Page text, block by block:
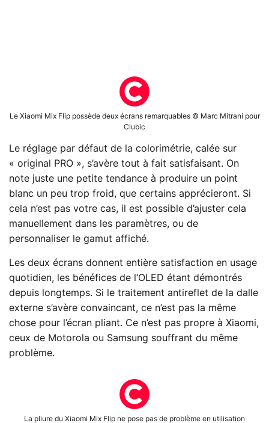
Le Xiaomi Mix Flip possède deux écrans remarquables © Marc Mitrani pour
Clubic
Le réglage par défaut de la colorimétrie, calée sur
« original PRO », s’avère tout à fait satisfaisant. On
note juste une petite tendance à produire un point
blanc un peu trop froid, que certains apprécieront. Si
cela n’est pas votre cas, il est possible d’ajuster cela
manuellement dans les paramètres, ou de
personnaliser le gamut affiché.
Les deux écrans donnent entière satisfaction en usage
quotidien, les bénéfices de l’OLED étant démontrés
depuis longtemps. Si le traitement antireflet de la dalle
externe s’avère convaincant, ce n’est pas la même
chose pour l’écran pliant. Ce n’est pas propre à Xiaomi,
ceux de Motorola ou Samsung souffrant du même
problème.
La pliure du Xiaomi Mix Flip ne pose pas de problème en utilisation